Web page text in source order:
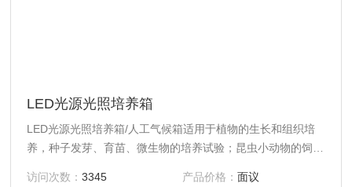
LED光源光照培养箱
LED光源光照培养箱/人工气候箱适用于植物的生长和组织培
养，种子发芽、育苗、微生物的培养试验；昆虫小动物的饲
访问次数：3345 产品价格： 面议